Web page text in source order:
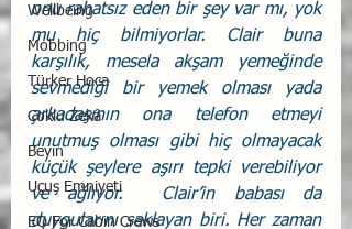
Wellbeing
Mobbing
Türker Hoca
Çoklu Zekâ
Beyin
Uçuş Emniyeti
EQ For Cabin Crews
onu rahatsız eden bir şey var mı, yok
mu hiç bilmiyorlar. Clair buna
karşılık, mesela akşam yemeğinde
sevmediği bir yemek olması yada
arkadaşının ona telefon etmeyi
unutmuş olması gibi hiç olmayacak
küçük şeylere aşırı tepki verebiliyor
ve ağlıyor.  Clair’in babası da
duygularını saklayan biri. Her zaman